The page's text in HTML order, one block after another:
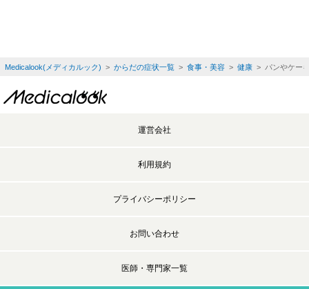
Medicalook(メディカルック) > からだの症状一覧> 食事・美容> 健康> パンやケーキ
運営会社
利用規約
プライバシーポリシー
お問い合わせ
医師・専門家一覧